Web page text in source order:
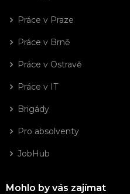
Práce v Praze
Práce v Brně
Práce v Ostravě
Práce v IT
Brigády
Pro absolventy
JobHub
Mohlo by vás zajímat